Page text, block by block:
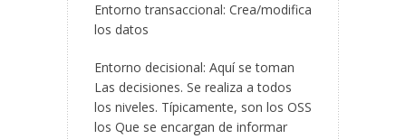
Entorno transaccional: Crea/modifica
los datos
Entorno decisional: Aquí se toman
Las decisiones. Se realiza a todos
los niveles. Típicamente, son los OSS
los Que se encargan de informar